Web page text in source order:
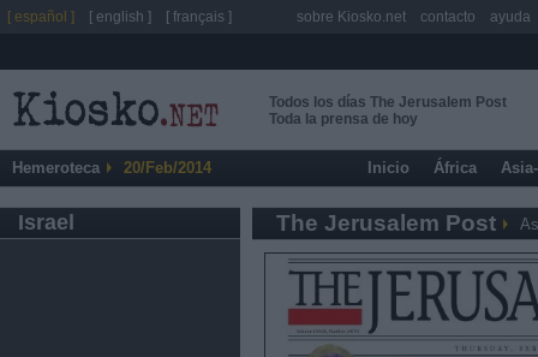
Todos los días The Jerusalem Post
Toda la prensa de hoy
Hemeroteca 20/Feb/2014 Inicio África
Israel The Jerusalem Post
[ español ] [ english ] [ français ] sobre Kiosko.net contacto ayuda